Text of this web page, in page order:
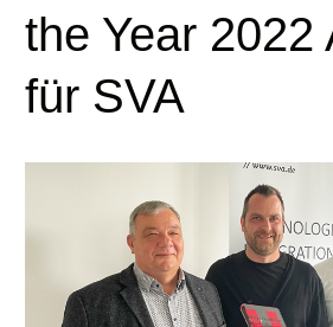
the Year 2022
für SVA